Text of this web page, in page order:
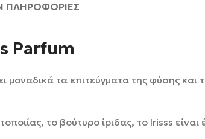
ΠΛΗΡΟΦΟΡΊΕΣ
Parfum
τα επιτεύγματα της φύσης και
το βούτυρο ίριδας, το Irisss